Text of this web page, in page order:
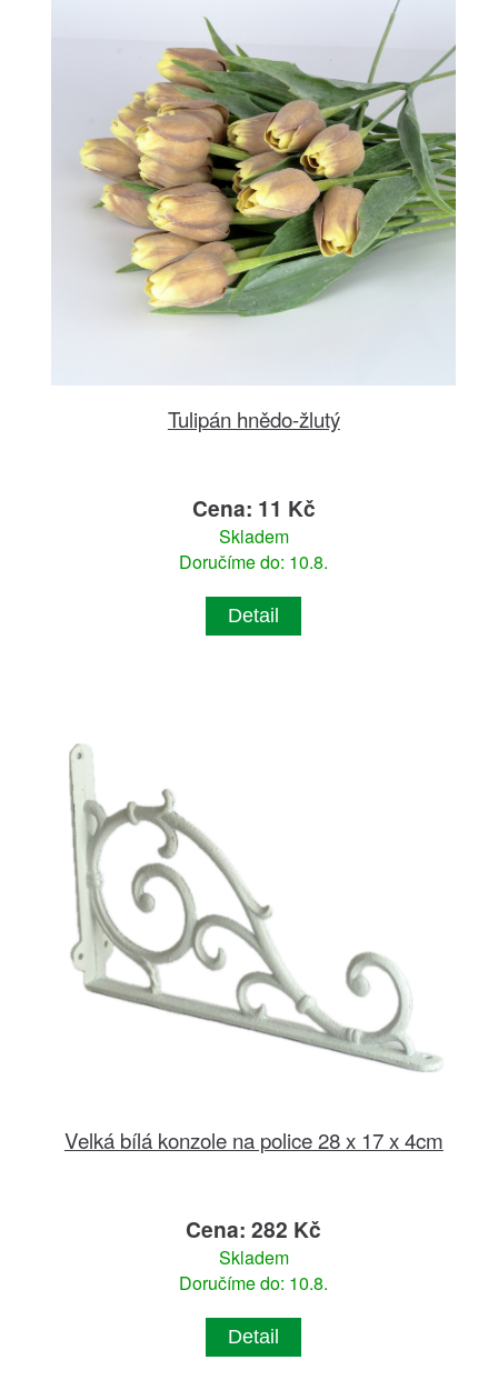
Tulipán hnědo-žlutý
Cena: 11 Kč
Skladem
Doručíme do: 10.8.
Detail
Velká bílá konzole na police 28 x 17 x 4cm
Cena: 282 Kč
Skladem
Doručíme do: 10.8.
Detail